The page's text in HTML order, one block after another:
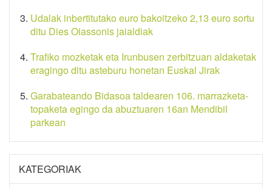
Udalak inbertitutako euro bakoitzeko 2,13 euro sortu
ditu Dies Oiassonis jaialdiak
Trafiko mozketak eta Irunbusen zerbitzuan aldaketak
eragingo ditu asteburu honetan Euskal Jirak
Garabateando Bidasoa taldearen 106. marrazketa-
topaketa egingo da abuztuaren 16an Mendibil
parkean
KATEGORIAK